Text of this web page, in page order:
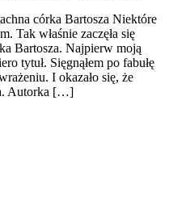
córka Bartosza Niektóre
Tak właśnie zaczęła się
Bartosza. Najpierw moją
tytuł. Sięgnąłem po fabułę
I okazało się, że
Autorka […]